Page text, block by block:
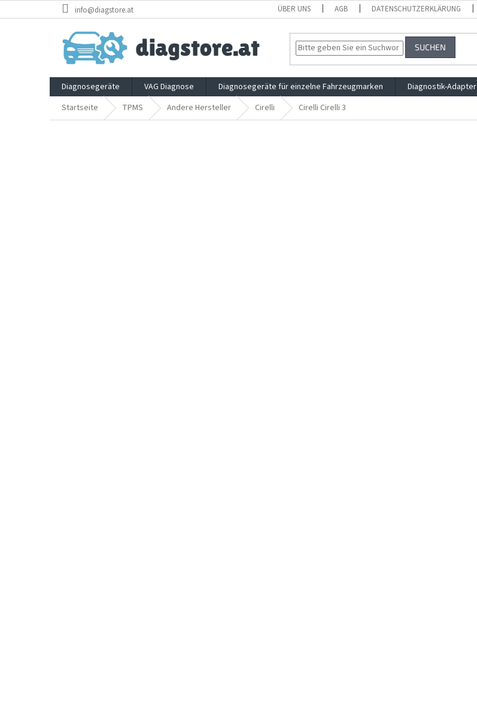
Inhalt
info@diagstore.at ÜBER UNS AGB DATENSCHUTZERKLÄRUNG
SUCHEN
Diagnosegeräte VAG Diagnose Diagnosegeräte für einzelne Fahrzeugmarken Diagnostik-Adapter
Startseite
TPMS Andere Hersteller Cirelli Cirelli Cirelli 3